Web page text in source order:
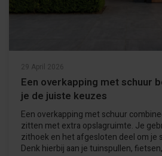
29 April 2026
Een overkapping met schuur
je de juiste keuzes
Een overkapping met schuur
zitten met extra opslagruimte. Je
zithoek en het afgesloten deel om je
Denk hierbij aan je tuinspullen,